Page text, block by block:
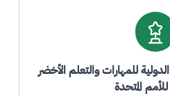
للمهارات والتعلم الأخضر
للأمم المتحدة